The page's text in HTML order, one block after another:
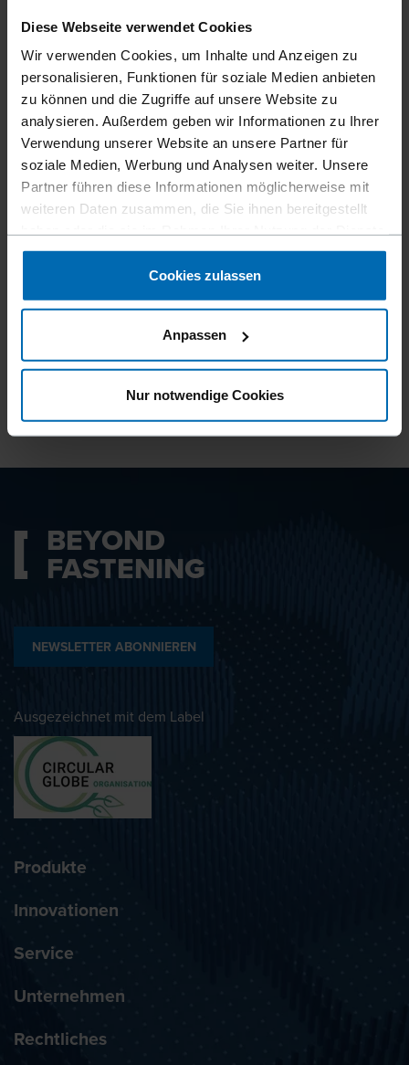
Diese Webseite verwendet Cookies
Wir verwenden Cookies, um Inhalte und Anzeigen zu
personalisieren, Funktionen für soziale Medien anbieten
zu können und die Zugriffe auf unsere Website zu
analysieren. Außerdem geben wir Informationen zu Ihrer
Verwendung unserer Website an unsere Partner für
soziale Medien, Werbung und Analysen weiter. Unsere
Partner führen diese Informationen möglicherweise mit
weiteren Daten zusammen, die Sie ihnen bereitgestellt
gesammelt haben.
Cookies zulassen
Anpassen
Nur notwendige Cookies
PLZ
IHRE NACHRICHT
Datenschutzbestimmungen
BEYOND
FASTENING
NEWSLETTER ABONNIEREN
Ausgezeichnet mit dem Label
Produkte
Innovationen
Service
Unternehmen
Rechtliches